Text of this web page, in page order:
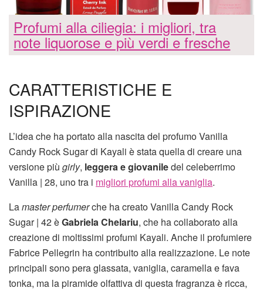
Profumi alla ciliegia: i migliori, tra
note liquorose e più verdi e fresche
CARATTERISTICHE E
ISPIRAZIONE
L’idea che ha portato alla nascita del profumo Vanilla
Candy Rock Sugar di Kayali è stata quella di creare una
versione più girly, leggera e giovaniledel celeberrimo
Vanilla | 28, uno tra i migliori profumi alla vaniglia.
Lamaster perfumerche ha creato Vanilla Candy Rock
Sugar | 42 èGabriela Chelariu, che ha collaborato alla
creazione di moltissimi profumi Kayali. Anche il profumiere
Fabrice Pellegrin ha contribuito alla realizzazione. Le note
principali sono pera glassata, vaniglia, caramella e fava
tonka, ma la piramide olfattiva di questa fragranza è ricca,